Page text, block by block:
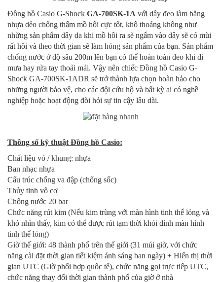
Đồng hồ Casio G-Shock GA-700SK-1A với dây đeo làm bằng
nhựa dẻo chống thấm mồ hôi cực tốt, khô thoáng không như
những sản phẩm dây da khi mồ hôi ra sẽ ngấm vào dây sẽ có mùi
rất hôi và theo thời gian sẽ làm hỏng sản phẩm của bạn. Sản phẩm
chống nước ở độ sâu 200m lên bạn có thể hoàn toàn đeo khi đi
mưa hay rửa tay thoải mái. Vậy nên chiếc Đồng hồ Casio G-
Shock GA-700SK-1ADR sẽ trở thành lựa chọn hoàn hảo cho
những người bảo vệ, cho các đội cứu hộ và bất kỳ ai có nghề
nghiệp hoặc hoạt động đòi hỏi sự tin cậy lâu dài.
Thông số kỹ thuật Đồng hồ Casio:
Chất liệu vỏ / khung: nhựa
Ban nhạc nhựa
Cấu trúc chống va đập (chống sốc)
Thủy tinh vô cơ
Chống nước 20 bar
Chức năng rút kim (Nếu kim trùng với màn hình tinh thể lỏng và
khó nhìn thấy, kim có thể được rút tạm thời khỏi đỉnh màn hình
tinh thể lỏng)
Giờ thế giới: 48 thành phố trên thế giới (31 múi giờ, với chức
năng cài đặt thời gian tiết kiệm ánh sáng ban ngày) + Hiển thị thời
gian UTC (Giờ phối hợp quốc tế), chức năng gọi trực tiếp UTC,
chức năng thay đổi thời gian thành phố của giờ ở nhà